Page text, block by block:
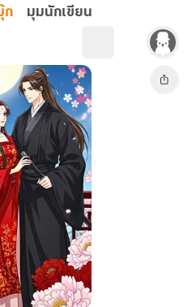
ก มุมนักเขียน